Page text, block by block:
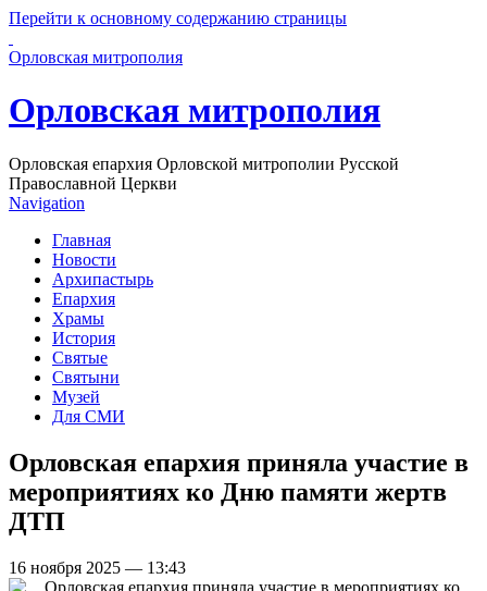
Перейти к основному содержанию страницы
Орловская митрополия
Орловская митрополия
Орловская епархия Орловской митрополии Русской
Православной Церкви
Navigation
Главная
Новости
Архипастырь
Епархия
Храмы
История
Святые
Святыни
Музей
Для СМИ
Орловская епархия приняла участие в
мероприятиях ко Дню памяти жертв
ДТП
16 ноября 2025 — 13:43